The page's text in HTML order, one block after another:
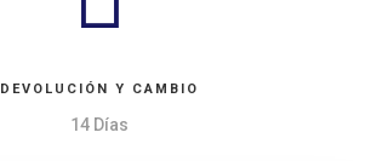
DEVOLUCIÓN Y CAMBIO
14 Días